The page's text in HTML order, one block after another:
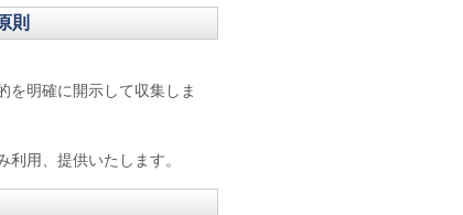
則
を明確に開示して収集しま
用、提供いたします。